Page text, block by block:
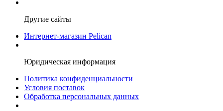
Другие сайты
Интернет-магазин Pelican
Юридическая информация
Политика конфиденциальности
Условия поставок
Обработка персональных данных